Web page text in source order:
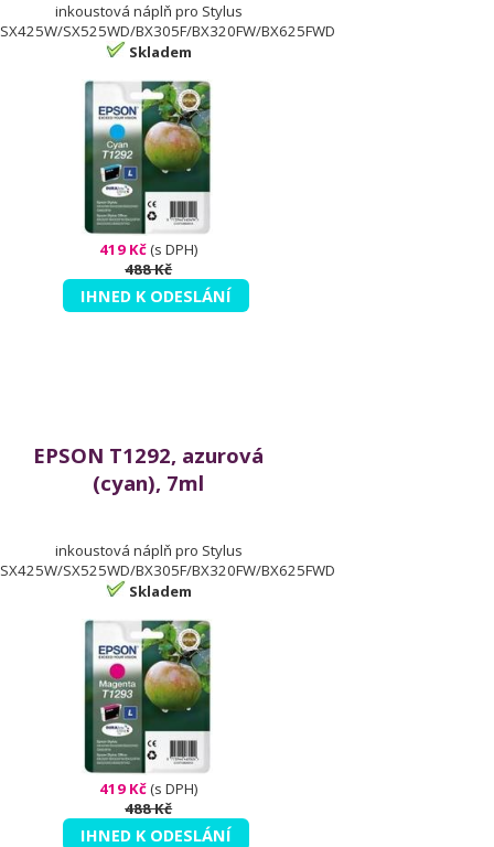
inkoustová náplň pro Stylus
SX425W/SX525WD/BX305F/BX320FW/BX625FWD
Skladem
419 Kč(s DPH)
488 Kč
IHNED K ODESLÁNÍ
EPSON T1292, azurová
(cyan), 7ml
inkoustová náplň pro Stylus
SX425W/SX525WD/BX305F/BX320FW/BX625FWD
Skladem
419 Kč(s DPH)
488 Kč
IHNED K ODESLÁNÍ